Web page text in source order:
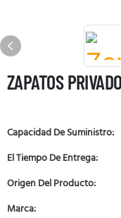
ZAPATOS
Capacidad De Suministro:
El Tiempo De Entrega:
Origen Del Producto:
Marca: